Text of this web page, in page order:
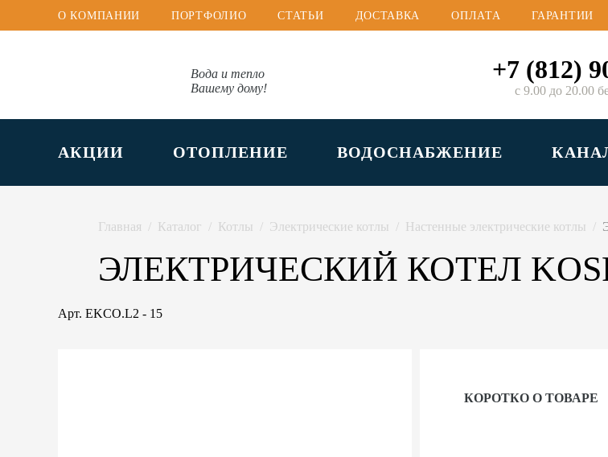
О КОМПАНИИ ПОРТФОЛИО СТАТЬИ ДОСТАВКА ОПЛАТА ГАРАНТИИ
Вода и тепло
Вашему дому!
+7 (812)
с 9.00 до 20.00
АКЦИИ ОТОПЛЕНИЕ ВОДОСНАБЖЕНИЕ
Главная Каталог Котлы Электрические котлы Настенные электрические котлы
ЭЛЕКТРИЧЕСКИЙ КОТЕЛ
Арт. EKCO.L2 - 15
КОРОТКО О ТОВАРЕ